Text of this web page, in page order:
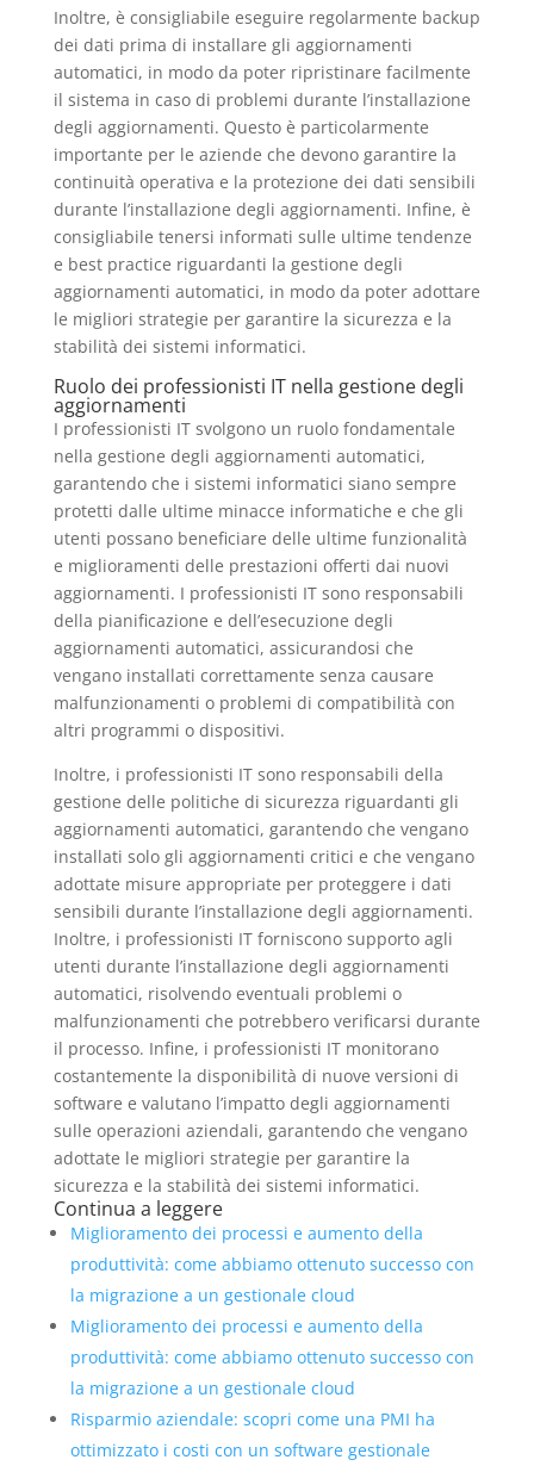
Inoltre, è consigliabile eseguire regolarmente backup
dei dati prima di installare gli aggiornamenti
automatici, in modo da poter ripristinare facilmente
il sistema in caso di problemi durante l’installazione
degli aggiornamenti. Questo è particolarmente
importante per le aziende che devono garantire la
continuità operativa e la protezione dei dati sensibili
durante l’installazione degli aggiornamenti. Infine, è
consigliabile tenersi informati sulle ultime tendenze
e best practice riguardanti la gestione degli
aggiornamenti automatici, in modo da poter adottare
le migliori strategie per garantire la sicurezza e la
stabilità dei sistemi informatici.
Ruolo dei professionisti IT nella gestione degli
aggiornamenti
I professionisti IT svolgono un ruolo fondamentale
nella gestione degli aggiornamenti automatici,
garantendo che i sistemi informatici siano sempre
protetti dalle ultime minacce informatiche e che gli
utenti possano beneficiare delle ultime funzionalità
e miglioramenti delle prestazioni offerti dai nuovi
aggiornamenti. I professionisti IT sono responsabili
della pianificazione e dell’esecuzione degli
aggiornamenti automatici, assicurandosi che
vengano installati correttamente senza causare
malfunzionamenti o problemi di compatibilità con
altri programmi o dispositivi.
Inoltre, i professionisti IT sono responsabili della
gestione delle politiche di sicurezza riguardanti gli
aggiornamenti automatici, garantendo che vengano
installati solo gli aggiornamenti critici e che vengano
adottate misure appropriate per proteggere i dati
sensibili durante l’installazione degli aggiornamenti.
Inoltre, i professionisti IT forniscono supporto agli
utenti durante l’installazione degli aggiornamenti
automatici, risolvendo eventuali problemi o
malfunzionamenti che potrebbero verificarsi durante
il processo. Infine, i professionisti IT monitorano
costantemente la disponibilità di nuove versioni di
software e valutano l’impatto degli aggiornamenti
sulle operazioni aziendali, garantendo che vengano
adottate le migliori strategie per garantire la
sicurezza e la stabilità dei sistemi informatici.
Continua a leggere
Miglioramento dei processi e aumento della
produttività: come abbiamo ottenuto successo con
la migrazione a un gestionale cloud
Miglioramento dei processi e aumento della
produttività: come abbiamo ottenuto successo con
la migrazione a un gestionale cloud
Risparmio aziendale: scopri come una PMI ha
ottimizzato i costi con un software gestionale